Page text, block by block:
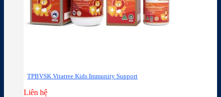
TPBVSK Vitatree Kids Immunity Support
Liên hệ